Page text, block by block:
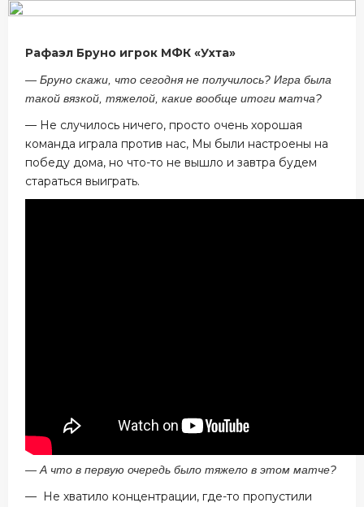
Рафаэл Бруно игрок МФК «Ухта»
— Бруно скажи, что сегодня не получилось? Игра была
такой вязкой, тяжелой, какие вообще итоги матча?
— Не случилось ничего, просто очень хорошая
команда играла против нас, Мы были настроены на
победу дома, но что-то не вышло и завтра будем
стараться выиграть.
— А что в первую очередь было тяжело в этом матче?
— Не хватило концентрации, где-то пропустили